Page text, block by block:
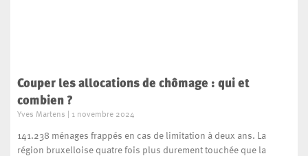
Couper les allocations de chômage : qui et
combien ?
Yves Martens 1 novembre 2024
141.238 ménages frappés en cas de limitation à deux ans. La
région bruxelloise quatre fois plus durement touchée que la